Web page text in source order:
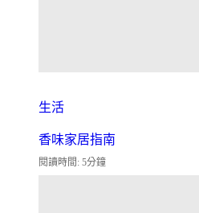
生活
香味家居指南
閱讀時間: 5分鐘